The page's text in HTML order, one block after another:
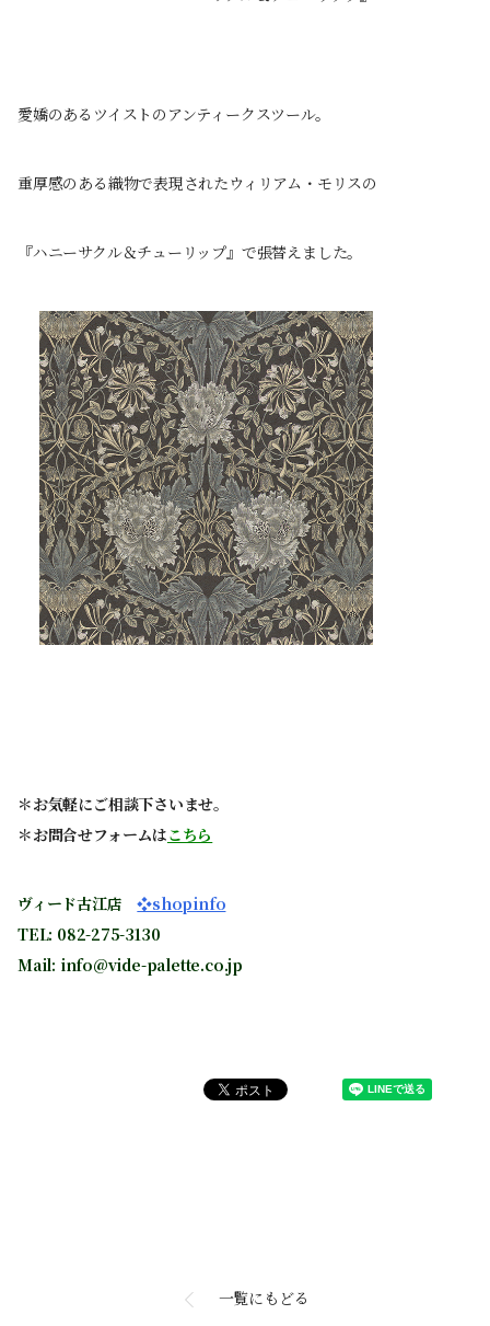
愛嬌のあるツイストのアンティークスツール。
重厚感のある織物で表現されたウィリアム・モリスの
『ハニーサクル＆チューリップ』で張替えました。
＊お気軽にご相談下さいませ。
＊お問合せフォームはこちら
ヴィード古江店❖shopinfo
TEL: 082-275-3130
Mail: info@vide-palette.co.jp
一覧にもどる